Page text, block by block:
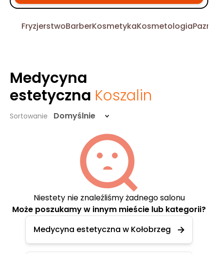
FryzjerstwoBarberKosmetykaKosmetologia
Medycyna
estetyczna Koszalin
Sortowanie Domyślnie
Niestety nie znaleźliśmy żadnego salonu
Może poszukamy w innym mieście lub kategorii?
Medycyna estetyczna w Kołobrzeg